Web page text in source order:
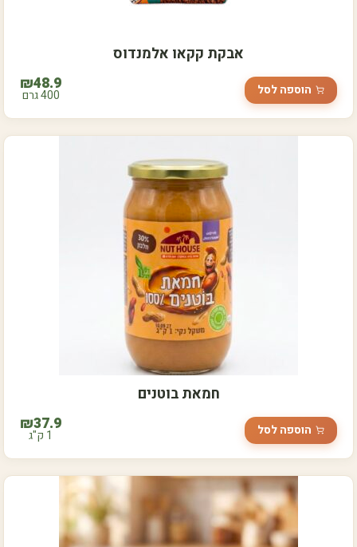
אבקת קקאו אלמנדוס
₪48.9
400 גרם הוספה לסל
חמאת בוטנים
₪37.9 הוספה לסל